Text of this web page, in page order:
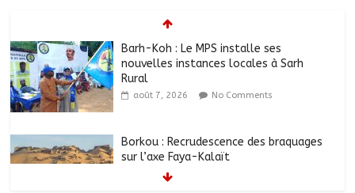
Barh-Koh : Le MPS installe ses
nouvelles instances locales à Sarh
Rural
août 7, 2026 No Comments
Borkou : Recrudescence des braquages
sur l’axe Faya-Kalaït
août 7, 2026